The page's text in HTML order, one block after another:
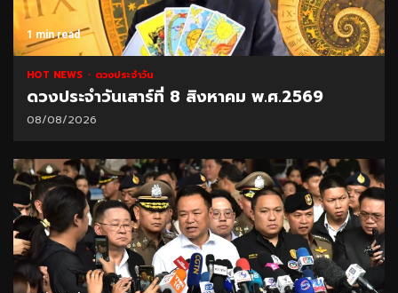
1 min read
HOT NEWS ดวงประจำวัน
ดวงประจำวันเสาร์ที่ 8 สิงหาคม พ.ศ.2569
08/08/2026